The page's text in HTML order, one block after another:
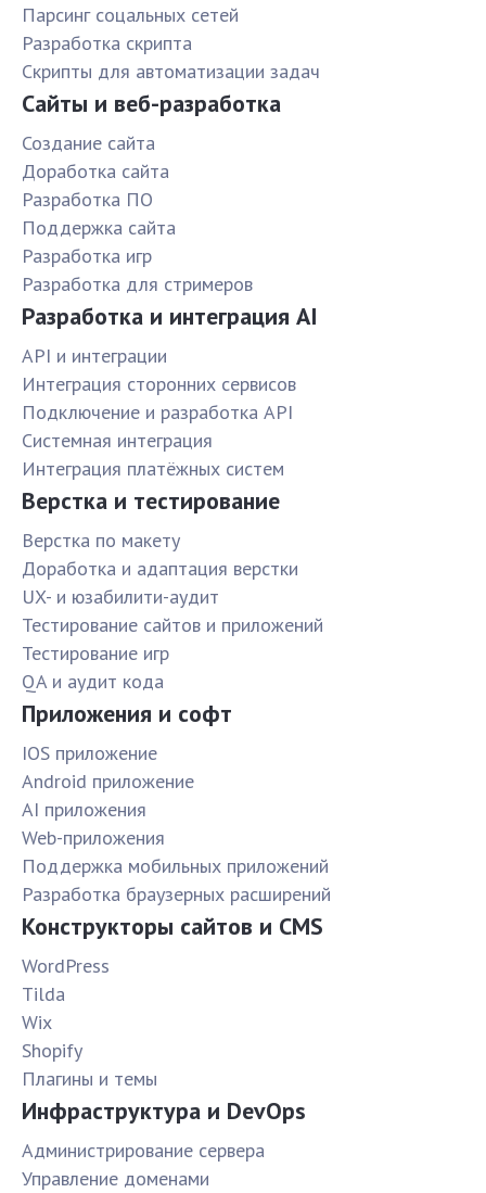
Парсинг соцальных сетей
Разработка скрипта
Скрипты для автоматизации задач
Сайты и веб-разработка
Создание сайта
Доработка сайта
Разработка ПО
Поддержка сайта
Разработка игр
Разработка для стримеров
Разработка и интеграция AI
API и интеграции
Интеграция сторонних сервисов
Подключение и разработка API
Системная интеграция
Интеграция платёжных систем
Верстка и тестирование
Верстка по макету
Доработка и адаптация верстки
UX- и юзабилити-аудит
Тестирование сайтов и приложений
Тестирование игр
QA и аудит кода
Приложения и софт
IOS приложение
Android приложение
AI приложения
Web-приложения
Поддержка мобильных приложений
Разработка браузерных расширений
Конструкторы сайтов и CMS
WordPress
Tilda
Wix
Shopify
Плагины и темы
Инфраструктура и DevOps
Администрирование сервера
Управление доменами